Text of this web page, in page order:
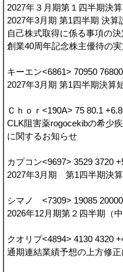
2027年３月期第１四半期決
2027年3月期 第1四半期 決算
自己株式取得に係る事項の
創業40周年記念株主優待の
キーエン<6861> 70950
2027年3月期 第1四半期決算
Ｃｈｏｒ<190A> 75 80.1
CLK阻害薬rogocekibの希少
に関するお知らせ
カプコン<9697> 3529 3720
2027年3月期 第1四半期決
シマノ <7309> 19085
2026年12月期第２四半期（
クオリプ<4894> 4130 4320
通期連結業績予想の上方修